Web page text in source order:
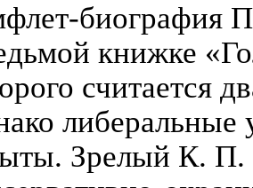
биография
книжке
считается
либеральные
Зрелый К.